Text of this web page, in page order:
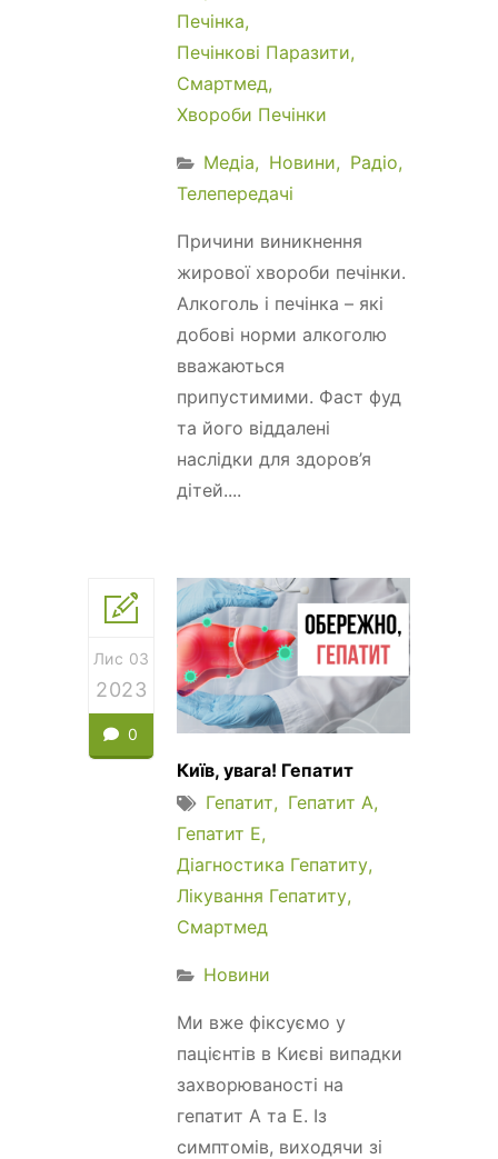
Печінка
Печінкові Паразити
Смартмед
Хвороби Печінки
Медіа Новини
Радіо
Телепередачі
Причини виникнення
жирової хвороби печінки.
Алкоголь і печінка – які
добові норми алкоголю
вважаються
припустимими. Фаст фуд
та його віддалені
наслідки для здоров’я
дітей....
Лис 03
2023
0
Київ, увага! Гепатит
Гепатит
Гепатит А
Гепатит Е
Діагностика Гепатиту
Лікування Гепатиту
Смартмед
Новини
Ми вже фіксуємо у
пацієнтів в Києві випадки
захворюваності на
гепатит А та Е. Із
симптомів, виходячи зі